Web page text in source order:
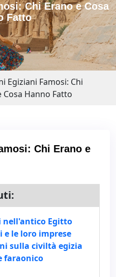
Chi Erano e Cosa
Fatto
Egiziani Famosi: Chi
Cosa Hanno Fatto
Chi Erano e
nell'antico Egitto
le loro imprese
sulla civiltà egizia
faraonico